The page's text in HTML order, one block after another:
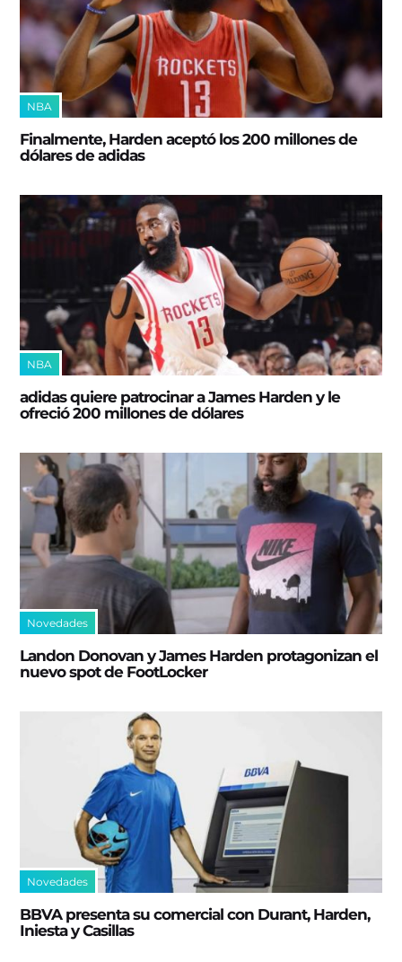
NBA
Finalmente, Harden aceptó los 200 millones de
dólares de adidas
NBA
adidas quiere patrocinar a James Harden y le
ofreció 200 millones de dólares
Novedades
Landon Donovan y James Harden protagonizan el
nuevo spot de FootLocker
Novedades
BBVA presenta su comercial con Durant, Harden,
Iniesta y Casillas